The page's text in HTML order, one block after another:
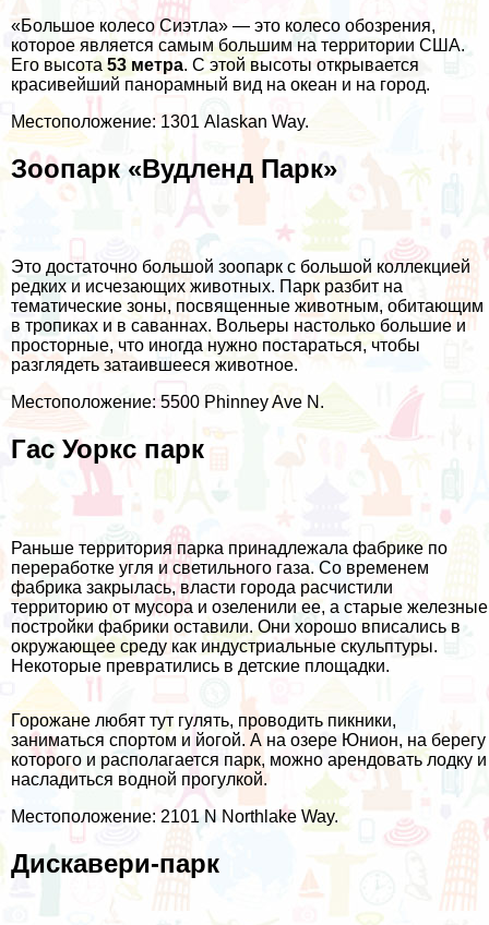
«Большое колесо Сиэтла» — это колесо обозрения,
которое является самым большим на территории США.
Его высота53 метра. С этой высоты открывается
красивейший панорамный вид на океан и на город.
Местоположение: 1301 Alaskan Way.
Зоопарк «Вудленд Парк»
Это достаточно большой зоопарк с большой коллекцией
редких и исчезающих животных. Парк разбит на
тематические зоны, посвященные животным, обитающим
в тропиках и в саваннах. Вольеры настолько большие и
просторные, что иногда нужно постараться, чтобы
разглядеть затаившееся животное.
Местоположение: 5500 Phinney Ave N.
Гас Уоркс парк
Раньше территория парка принадлежала фабрике по
переработке угля и светильного газа. Со временем
фабрика закрылась, власти города расчистили
территорию от мусора и озеленили ее, а старые железные
постройки фабрики оставили. Они хорошо вписались в
окружающее среду как индустриальные скульптуры.
Некоторые превратились в детские площадки.
Горожане любят тут гулять, проводить пикники,
заниматься спортом и йогой. А на озере Юнион, на берегу
которого и располагается парк, можно арендовать лодку и
насладиться водной прогулкой.
Местоположение: 2101 N Northlake Way.
Дискавери-парк